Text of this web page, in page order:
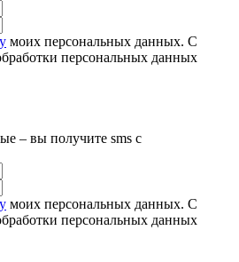
моих персональных данных. С
персональных данных
– вы получите sms с
моих персональных данных. С
персональных данных